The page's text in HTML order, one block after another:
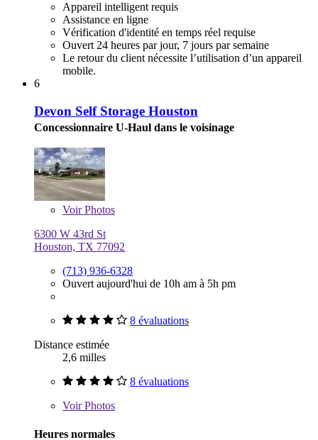
Appareil intelligent requis
Assistance en ligne
Vérification d'identité en temps réel requise
Ouvert 24 heures par jour, 7 jours par semaine
Le retour du client nécessite l’utilisation d’un appareil
mobile.
6
Devon Self Storage Houston
Concessionnaire U-Haul dans le voisinage
VoirPhotos
6300 W 43rd St
Houston, TX 77092
(713) 936-6328
Ouvert aujourd'hui de 10h am à 5h pm
8 évaluations
Distance estimée
2,6 milles
8 évaluations
VoirPhotos
Heures normales